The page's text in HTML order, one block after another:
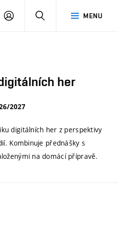
MENU
PŘIHLÁSIT
her
2027
digitálních her z perspektivy
Kombinuje přednášky s
na domácí přípravě.